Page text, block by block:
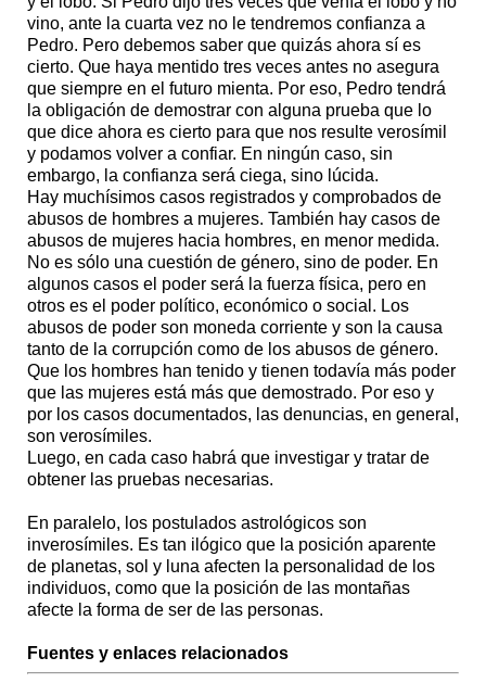
vino, ante la cuarta vez no le tendremos confianza a
Pedro. Pero debemos saber que quizás ahora sí es
cierto. Que haya mentido tres veces antes no asegura
que siempre en el futuro mienta. Por eso, Pedro tendrá
la obligación de demostrar con alguna prueba que lo
que dice ahora es cierto para que nos resulte verosímil
y podamos volver a confiar. En ningún caso, sin
embargo, la confianza será ciega, sino lúcida.
Hay muchísimos casos registrados y comprobados de
abusos de hombres a mujeres. También hay casos de
abusos de mujeres hacia hombres, en menor medida.
No es sólo una cuestión de género, sino de poder. En
algunos casos el poder será la fuerza física, pero en
otros es el poder político, económico o social. Los
abusos de poder son moneda corriente y son la causa
tanto de la corrupción como de los abusos de género.
Que los hombres han tenido y tienen todavía más poder
que las mujeres está más que demostrado. Por eso y
por los casos documentados, las denuncias, en general,
son verosímiles.
Luego, en cada caso habrá que investigar y tratar de
obtener las pruebas necesarias.
En paralelo, los postulados astrológicos son
inverosímiles. Es tan ilógico que la posición aparente
de planetas, sol y luna afecten la personalidad de los
individuos, como que la posición de las montañas
afecte la forma de ser de las personas.
Fuentes y enlaces relacionados